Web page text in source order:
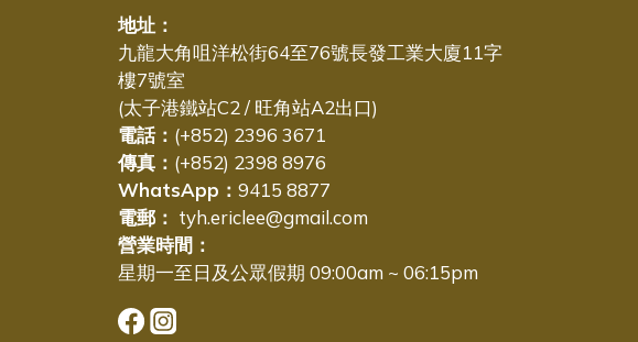
地址：
九龍大角咀洋松街64至76號長發工業大廈11字
樓7號室
(太子港鐵站C2 / 旺角站A2出口)
電話： (+852) 2396 3671
傳真： (+852) 2398 8976
WhatsApp： 9415 8877
電郵： tyh.ericlee@gmail.com
營業時間：
星期一至日及公眾假期 09:00am ~ 06:15pm